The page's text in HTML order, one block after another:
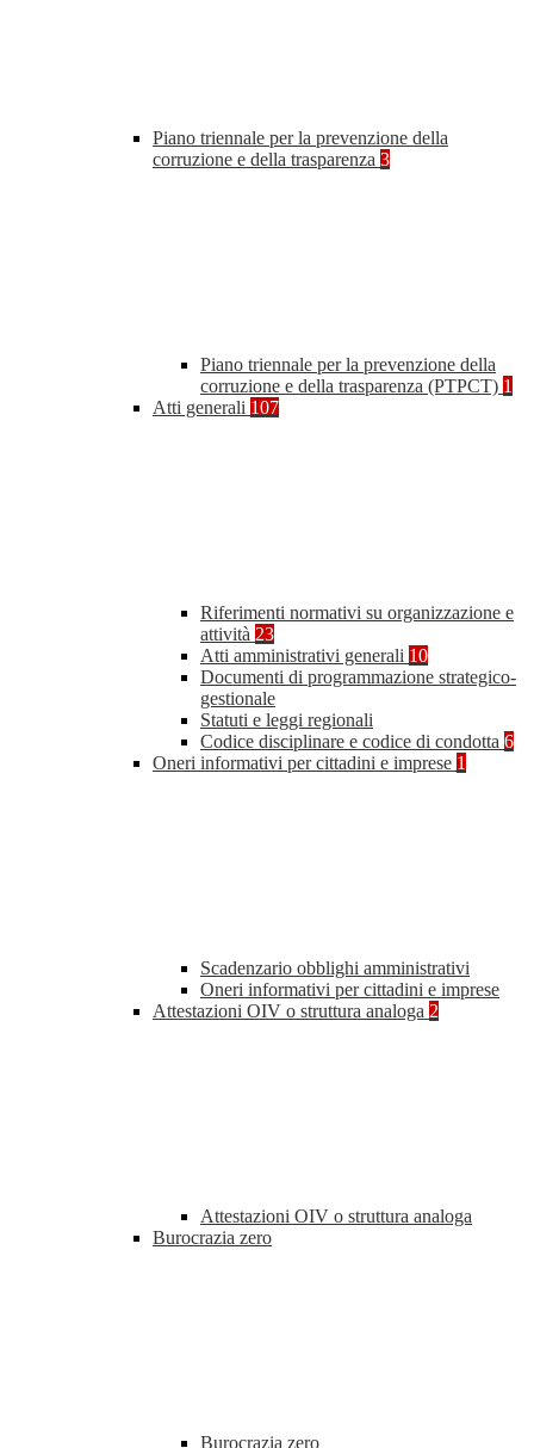
Piano triennale per la prevenzione della
corruzione e della trasparenza 3
Piano triennale per la prevenzione della
corruzione e della trasparenza (PTPCT) 1
Atti generali 107
Riferimenti normativi su organizzazione e
attività 23
Atti amministrativi generali 10
Documenti di programmazione strategico-
gestionale
Statuti e leggi regionali
Codice disciplinare e codice di condotta 6
Oneri informativi per cittadini e imprese 1
Scadenzario obblighi amministrativi
Oneri informativi per cittadini e imprese
Attestazioni OIV o struttura analoga 2
Attestazioni OIV o struttura analoga
Burocrazia zero
Burocrazia zero